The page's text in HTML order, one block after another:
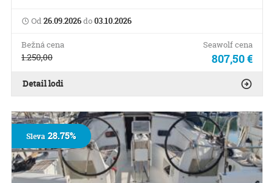
Od26.09.2026do03.10.2026
Bežná cena
1.250,00
Seawolf cena
807,50 €
Detail lodi
Sleva28.75%